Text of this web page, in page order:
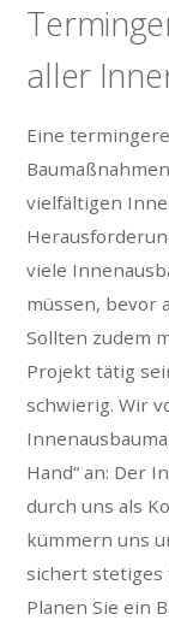
aller
Eine
vielfältigen
viele
müssen, bevor
Sollten zudem
Projekt tätig
schwierig. Wir
Hand“ an: Der
durch uns als
kümmern uns
sichert stetiges
Planen Sie ein